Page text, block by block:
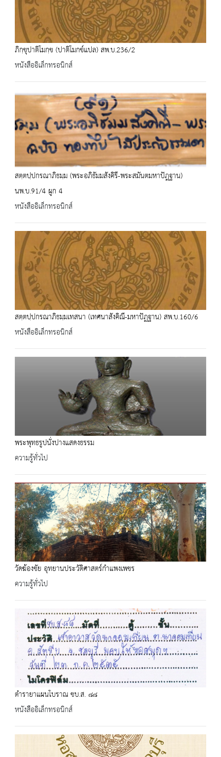
ภิกฺขุปาติโมกฺข (ปาติโมกข์แปล) สพ.บ.236/2
หนังสืออิเล็กทรอนิกส์
สตฺตปฺปกรณาภิธมฺม (พระอภิธัมมสังคิรี-พระสมันตมหาปัฎฐาน)
นพ.บ.91/4 ผูก 4
หนังสืออิเล็กทรอนิกส์
สตฺตปฺปกรณาภิธมฺมเทสนา (เทศนาสังคิณี-มหาปัฏฐาน) สพ.บ.160/6
หนังสืออิเล็กทรอนิกส์
พระพุทธรูปนั่งปางแสดงธรรม
ความรู้ทั่วไป
วัดฆ้องชัย อุทยานประวัติศาสตร์กำแพงเพชร
ความรู้ทั่วไป
ตำรายาแผนโบราณ ชบ.ส. ๘๘
หนังสืออิเล็กทรอนิกส์